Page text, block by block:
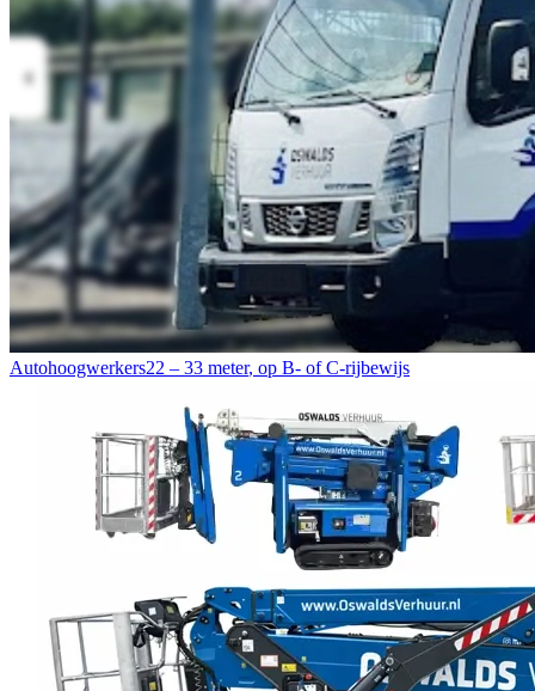
Autohoogwerkers22 – 33 meter, op B- of C-rijbewijs